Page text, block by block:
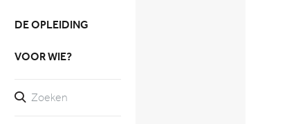
DE OPLEIDING
VOOR WIE?